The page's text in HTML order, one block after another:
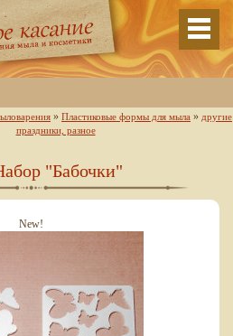
» Пластиковые формы для мыла » другие
праздники, разное
"Бабочки"
New!